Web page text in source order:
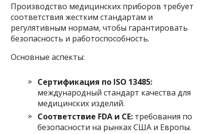
Производство медицинских приборов требует
соответствия жестким стандартам и
регулятивным нормам, чтобы гарантировать
безопасность и работоспособность.
Основные аспекты:
Сертификация по ISO 13485:
международный стандарт качества для
медицинских изделий.
Соответствие FDA и CE: требования по
безопасности на рынках США и Европы.